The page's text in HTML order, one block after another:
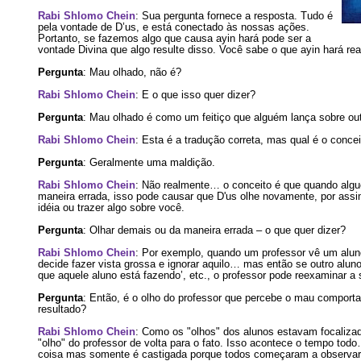
Rabi Shlomo Chein: Sua pergunta fornece a resposta. Tudo é
pela vontade de D’us, e está conectado às nossas ações.
Portanto, se fazemos algo que causa ayin hará pode ser a
vontade Divina que algo resulte disso. Você sabe o que ayin hará
Pergunta: Mau olhado, não é?
Rabi Shlomo Chein: E o que isso quer dizer?
Pergunta: Mau olhado é como um feitiço que alguém lança sobre
Rabi Shlomo Chein: Esta é a tradução correta, mas qual é o
Pergunta: Geralmente uma maldição.
Rabi Shlomo Chein: Não realmente… o conceito é que quando
maneira errada, isso pode causar que D'us olhe novamente, por
idéia ou trazer algo sobre você.
Pergunta: Olhar demais ou da maneira errada – o que quer dizer?
Rabi Shlomo Chein: Por exemplo, quando um professor vê um
decide fazer vista grossa e ignorar aquilo… mas então se outro
que aquele aluno está fazendo’, etc., o professor pode reexaminar a
Pergunta: Então, é o olho do professor que percebe o mau
resultado?
Rabi Shlomo Chein: Como os "olhos" dos alunos estavam
"olho" do professor de volta para o fato. Isso acontece o tempo
coisa mas somente é castigada porque todos começaram a